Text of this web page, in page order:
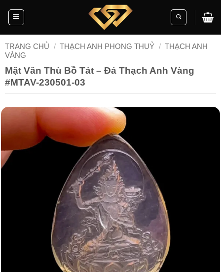
TRANG CHỦ / THẠCH ANH PHONG THUỶ / THẠCH ANH
VÀNG
Mặt Văn Thù Bồ Tát – Đá Thạch Anh Vàng
#MTAV-230501-03